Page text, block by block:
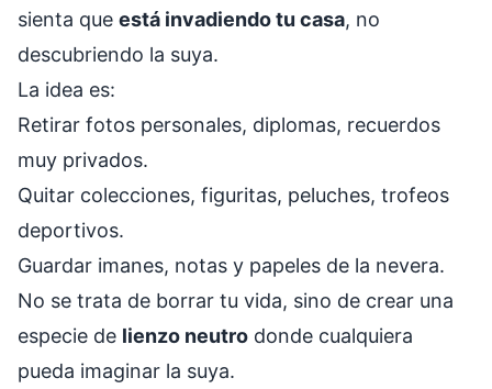
sienta que está invadiendo tu casa, no
descubriendo la suya.
La idea es:
Retirar fotos personales, diplomas, recuerdos
muy privados.
Quitar colecciones, figuritas, peluches, trofeos
deportivos.
Guardar imanes, notas y papeles de la nevera.
No se trata de borrar tu vida, sino de crear una
especie de lienzo neutro donde cualquiera
pueda imaginar la suya.